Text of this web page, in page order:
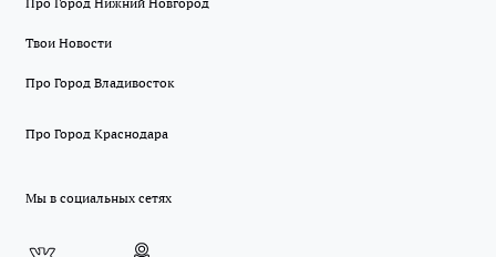
Твои Новости
Про Город Владивосток
Про Город Краснодара
Мы в социальных сетях